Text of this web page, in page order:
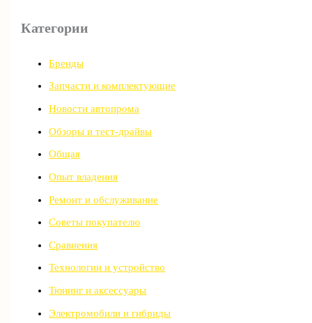
Категории
Бренды
Запчасти и комплектующие
Новости автопрома
Обзоры и тест-драйвы
Общая
Опыт владения
Ремонт и обслуживание
Советы покупателю
Сравнения
Технологии и устройство
Тюнинг и аксессуары
Электромобили и гибриды